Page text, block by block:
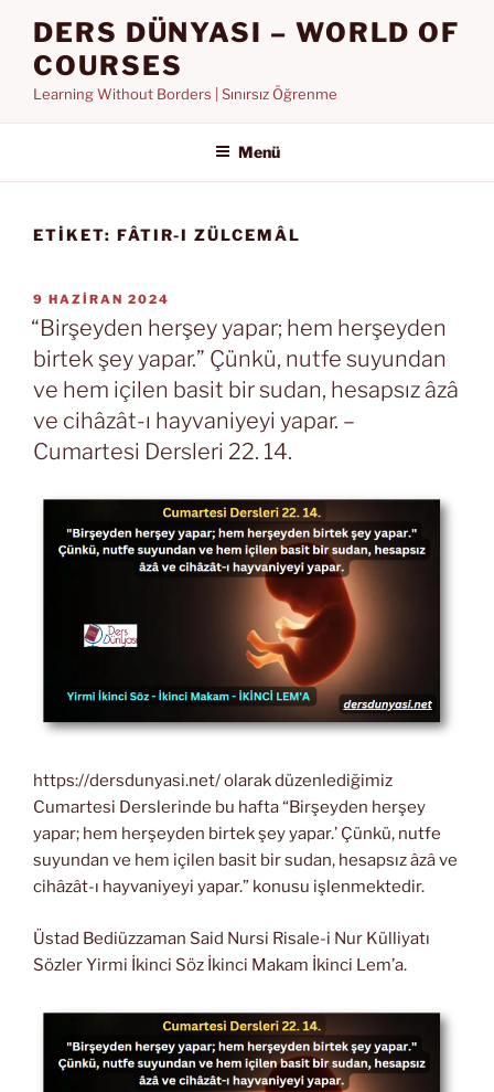
DERS DÜNYASI – WORLD OF
COURSES
Learning Without Borders | Sınırsız Öğrenme
Menü
ETIKET: FÂTIR-I ZÜLCEMÂL
YAYIM
TARIHI
9 HAZIRAN 2024
“Birşeyden herşey yapar; hem herşeyden
birtek şey yapar.” Çünkü, nutfe suyundan
ve hem içilen basit bir sudan, hesapsız âzâ
ve cihâzât-ı hayvaniyeyi yapar. –
Cumartesi Dersleri 22. 14.
https://dersdunyasi.net/ olarak düzenlediğimiz
Cumartesi Derslerinde bu hafta “Birşeyden herşey
yapar; hem herşeyden birtek şey yapar.’ Çünkü, nutfe
suyundan ve hem içilen basit bir sudan, hesapsız âzâ ve
cihâzât-ı hayvaniyeyi yapar.” konusu işlenmektedir.
Üstad Bediüzzaman Said Nursi Risale-i Nur Külliyatı
Sözler Yirmi İkinci Söz İkinci Makam İkinci Lem’a.